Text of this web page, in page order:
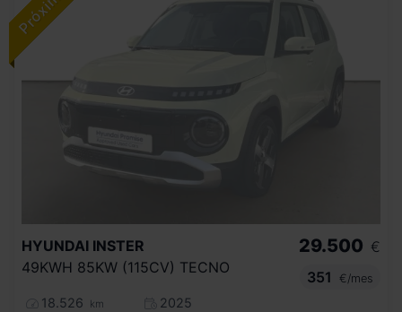
HYUNDAI INSTER
49KWH 85KW (115CV) TECNO
18.526 km
2025
29.500 €
351
€/mes